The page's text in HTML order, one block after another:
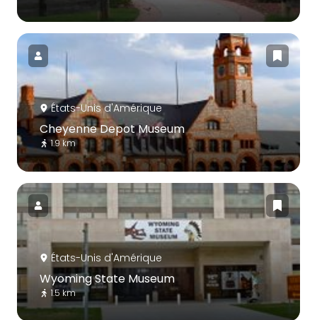
États-Unis d'Amérique
Cheyenne Depot Museum
1.9 km
États-Unis d'Amérique
Wyoming State Museum
1.5 km